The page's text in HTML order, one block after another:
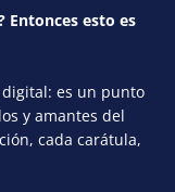
Entonces esto es
es un punto
y amantes del
cada carátula,